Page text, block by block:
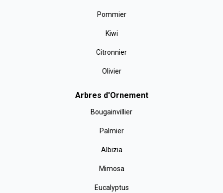
Pommier
Kiwi
Citronnier
Olivier
Arbres d'Ornement
Bougainvillier
Palmier
Albizia
Mimosa
Eucalyptus